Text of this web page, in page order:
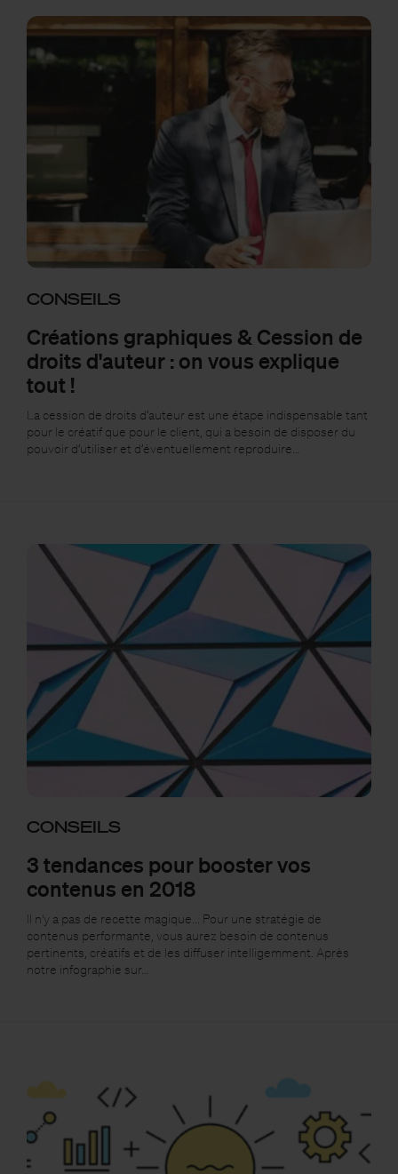
CONSEILS
Créations graphiques & Cession de
droits d'auteur : on vous explique
tout !
La cession de droits d’auteur est une étape indispensable tant
pour le créatif que pour le client, qui a besoin de disposer du
pouvoir d’utiliser et d’éventuellement reproduire…
CONSEILS
3 tendances pour booster vos
contenus en 2018
Il n'y a pas de recette magique... Pour une stratégie de
contenus performante, vous aurez besoin de contenus
pertinents, créatifs et de les diffuser intelligemment. Après
notre infographie sur…